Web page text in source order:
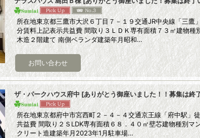
所在地東京都三鷹市大沢６丁目７－１９交通JR中央線「三鷹
分賃料上記表示共益費 間取り３ＬＤＫ専有面積７３㎡建物種
木造２階建て 南側ベランダ建築年月昭和…
ザ・パークハウス府中[ありがとう御座いました！！募集は終
所在地東京都府中市宮西町２－４－４交通京王線「府中駅」
共益費 間取り２ＳLDK専有面積６８．４０㎡壁芯建物種別マ
クリート造建築年月2023年1月駐車場…